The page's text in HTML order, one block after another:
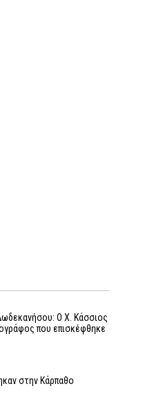
Ο Χ. Κάσσιος
που επισκέφθηκε
στην Κάρπαθο